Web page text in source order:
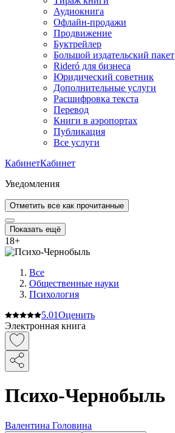
Аудиокнига
Офлайн-продажи
Продвижение
Буктрейлер
Большой издательский пакет
Rideró для бизнеса
Юридический советник
Дополнительные услуги
Расшифровка текста
Перевод
Книги в аэропортах
Публикация
Все услуги
КабинетКабинет
Уведомления
Отметить все как прочитанные
Показать ещё
18+
Все
Общественные науки
Психология
5.01Оценить
Электронная книга
Психо-Чернобыль
Валентина Головина